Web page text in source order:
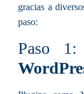
gracias a
paso:
Paso